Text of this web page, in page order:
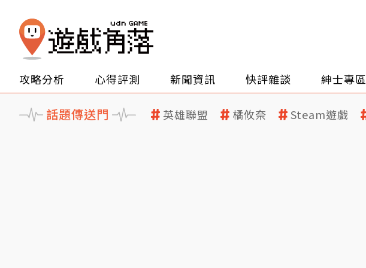
攻略分析 心得評測 新聞資訊 快評雜談 紳士專區
話題傳送門 英雄聯盟 橘攸奈 Steam遊戲